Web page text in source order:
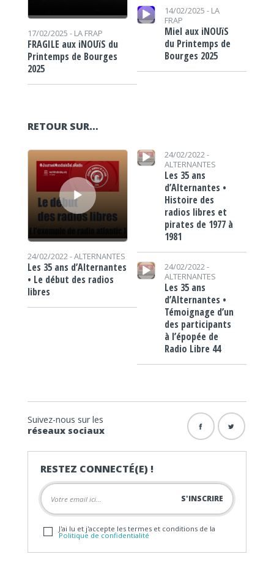
17/02/2025 - LA FRAP
FRAGILE aux iNOUïS du
Printemps de Bourges
2025
Lecteur audio 14/02/2025 - LA
FRAP
Miel aux iNOUïS
du Printemps de
Bourges 2025
RETOUR SUR…
Lecteur audio
24/02/2022 -ALTERNANTES
Les 35 ans d’Alternantes
• Le début des radios
libres
Lecteur audio
24/02/2022 -
ALTERNANTES
Les 35 ans
d’Alternantes •
Histoire des
radios libres et
pirates de 1977 à
1981
Lecteur audio
24/02/2022 -
ALTERNANTES
Les 35 ans
d’Alternantes •
Témoignage d’un
des participants
à l’épopée de
Radio Libre 44
Suivez-nous sur les
réseaux sociaux
RESTEZ CONNECTÉ(E) !
J'ai lu et j'accepte les termes et conditions de la
Politique de confidentialité